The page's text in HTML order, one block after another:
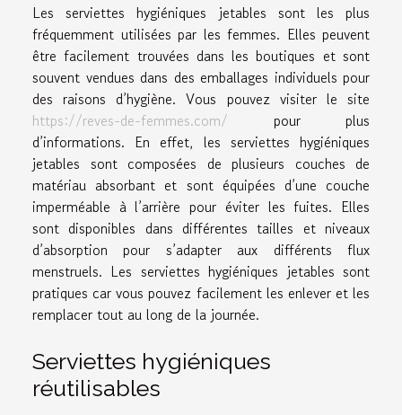
Les serviettes hygiéniques jetables sont les plus
fréquemment utilisées par les femmes. Elles peuvent
être facilement trouvées dans les boutiques et sont
souvent vendues dans des emballages individuels pour
des raisons d’hygiène. Vous pouvez visiter le site
https://reves-de-femmes.com/ pour plus
d’informations. En effet, les serviettes hygiéniques
jetables sont composées de plusieurs couches de
matériau absorbant et sont équipées d’une couche
imperméable à l’arrière pour éviter les fuites. Elles
sont disponibles dans différentes tailles et niveaux
d’absorption pour s’adapter aux différents flux
menstruels. Les serviettes hygiéniques jetables sont
pratiques car vous pouvez facilement les enlever et les
remplacer tout au long de la journée.
Serviettes hygiéniques
réutilisables